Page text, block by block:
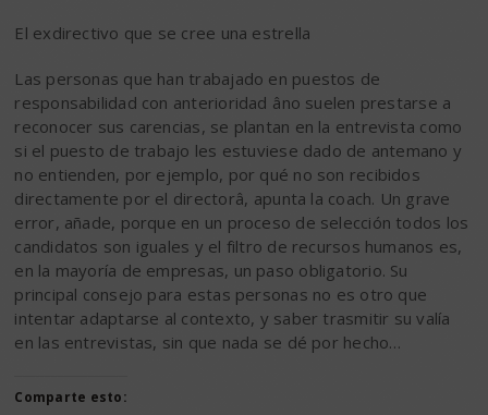
El exdirectivo que se cree una estrella
Las personas que han trabajado en puestos de
responsabilidad con anterioridad âno suelen prestarse a
reconocer sus carencias, se plantan en la entrevista como
si el puesto de trabajo les estuviese dado de antemano y
no entienden, por ejemplo, por qué no son recibidos
directamente por el directorâ, apunta la coach. Un grave
error, añade, porque en un proceso de selección todos los
candidatos son iguales y el filtro de recursos humanos es,
en la mayoría de empresas, un paso obligatorio. Su
principal consejo para estas personas no es otro que
intentar adaptarse al contexto, y saber trasmitir su valía
en las entrevistas, sin que nada se dé por hecho…
Comparte esto: